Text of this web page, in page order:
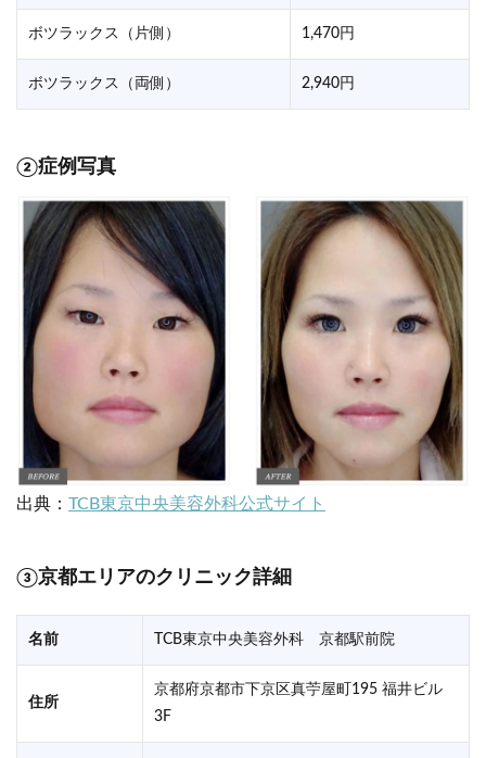
ボツラックス（片側） 1,470円
ボツラックス（両側） 2,940円
②症例写真
出典： TCB東京中央美容外科公式サイト
③京都エリアのクリニック詳細
名前 TCB東京中央美容外科 京都駅前院
住所
京都府京都市下京区真苧屋町195 福井ビル
3F